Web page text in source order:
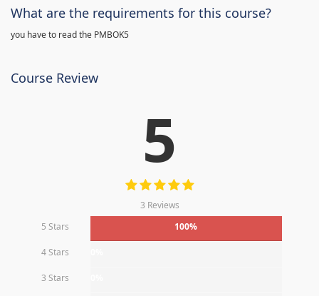
What are the requirements for this course?
you have to read the PMBOK5
Course Review
5
3 Reviews
5 Stars
100%
4 Stars
3 Stars